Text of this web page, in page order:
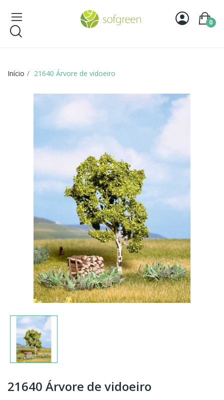
0
Início 21640 Árvore de vidoeiro
21640 Árvore de vidoeiro